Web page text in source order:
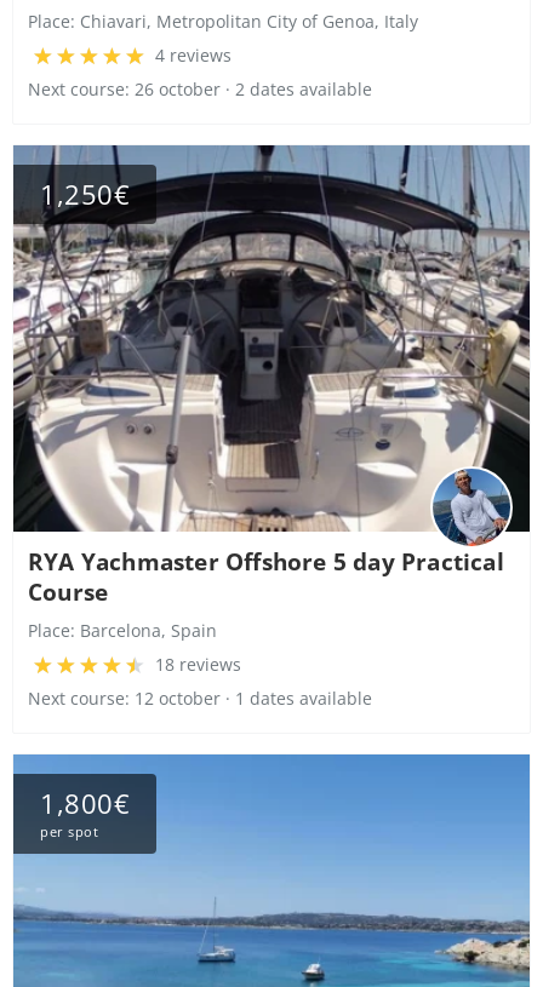
Place: Chiavari, Metropolitan City of Genoa, Italy
4 reviews
Next course: 26 october · 2 dates available
1,250€
RYA Yachmaster Offshore 5 day Practical
Course
Place: Barcelona, Spain
18 reviews
Next course: 12 october · 1 dates available
1,800€
per spot